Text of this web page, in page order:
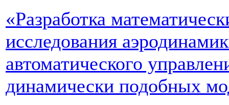
«Разработка
исследования
автоматического
динамически подобных